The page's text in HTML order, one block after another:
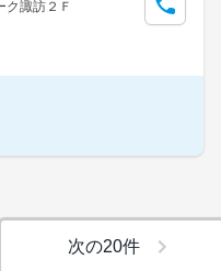
ク諏訪２Ｆ
次の20件